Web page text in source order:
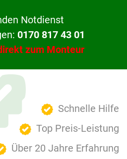
Notdienst
0170 817 43 01
zum Monteur
Schnelle Hilfe
Top Preis-Leistung
Über 20 Jahre Erfahrung